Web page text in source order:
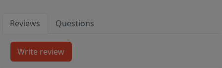
Reviews Questions